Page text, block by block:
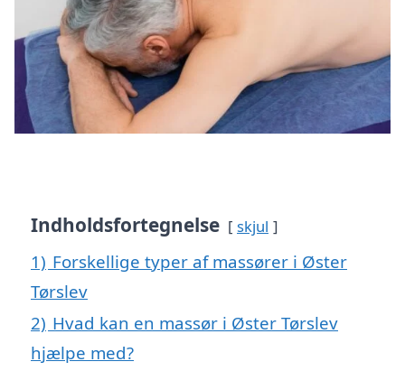
Indholdsfortegnelse skjul
1) Forskellige typer af massører i Øster
Tørslev
2) Hvad kan en massør i Øster Tørslev
hjælpe med?